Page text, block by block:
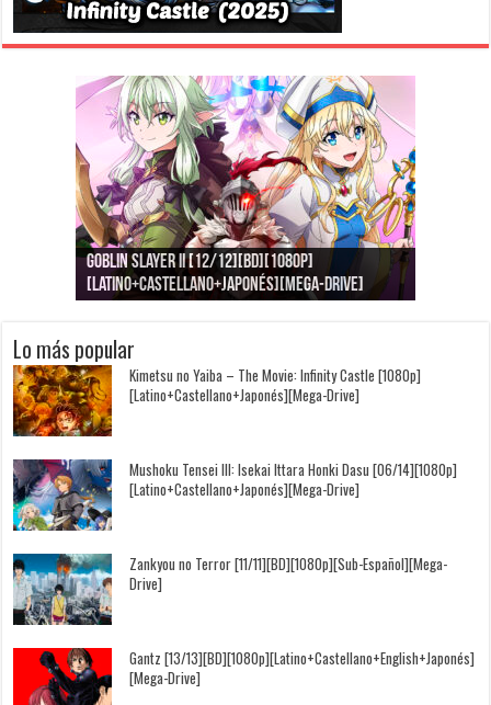
Goblin Slayer II [12/12][BD][1080p]
[Latino+Castellano+Japonés][Mega-Drive]
Jujutsu Kaisen: Kaigyoku/Gyokusetsu [1080p]
[Latino+Japonés][Mega-Drive]
Kimi to, Nami ni Noretara [BD][1080p]
[Latino+Castellano+Japonés][Mega-Drive]
Nukitashi the Animation [11/11+OVAS][BD]
[1080p][Sub-Español][Mega-Drive]
Kimi wa Houkago Insomnia [13/13][BD][1080p]
[Castellano+English+Japonés][Mega-Drive]
Getsuyoubi no Tawawa [12/12+Especiales][BD]
[1080p][Sub-Español][Mega-Drive]
Lo más popular
Kimetsu no Yaiba – The Movie: Infinity Castle [1080p]
[Latino+Castellano+Japonés][Mega-Drive]
Mushoku Tensei III: Isekai Ittara Honki Dasu [06/14][1080p]
[Latino+Castellano+Japonés][Mega-Drive]
Zankyou no Terror [11/11][BD][1080p][Sub-Español][Mega-
Drive]
Gantz [13/13][BD][1080p][Latino+Castellano+English+Japonés]
[Mega-Drive]